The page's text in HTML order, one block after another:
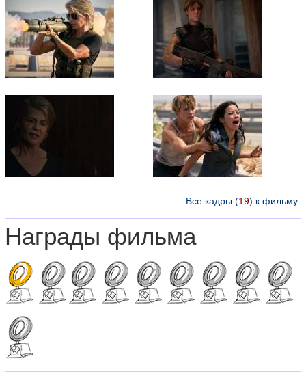
Все кадры (19) к фильму
Награды фильма